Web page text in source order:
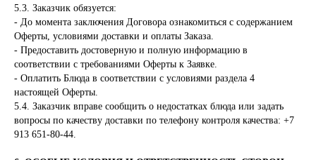
5.3. Заказчик обязуется:
- До момента заключения Договора ознакомиться с содержанием
Оферты, условиями доставки и оплаты Заказа.
- Предоставить достоверную и полную информацию в
соответствии с требованиями Оферты к Заявке.
- Оплатить Блюда в соответствии с условиями раздела 4
настоящей Оферты.
5.4. Заказчик вправе сообщить о недостатках блюда или задать
вопросы по качеству доставки по телефону контроля качества: +7
913 651-80-44.